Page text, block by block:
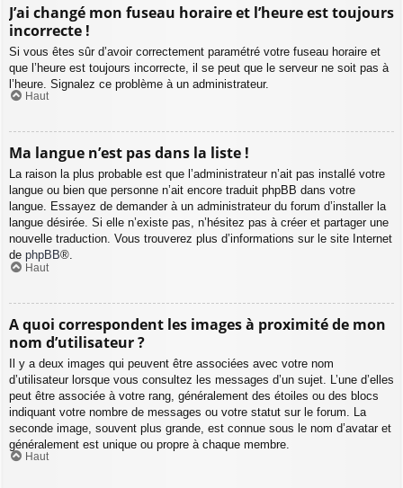
J’ai changé mon fuseau horaire et l’heure est toujours
incorrecte !
Si vous êtes sûr d’avoir correctement paramétré votre fuseau horaire et
que l’heure est toujours incorrecte, il se peut que le serveur ne soit pas à
l’heure. Signalez ce problème à un administrateur.
Haut
Ma langue n’est pas dans la liste !
La raison la plus probable est que l’administrateur n’ait pas installé votre
langue ou bien que personne n’ait encore traduit phpBB dans votre
langue. Essayez de demander à un administrateur du forum d’installer la
langue désirée. Si elle n’existe pas, n’hésitez pas à créer et partager une
nouvelle traduction. Vous trouverez plus d’informations sur le site Internet
de phpBB®.
Haut
A quoi correspondent les images à proximité de mon
nom d’utilisateur ?
Il y a deux images qui peuvent être associées avec votre nom
d’utilisateur lorsque vous consultez les messages d’un sujet. L’une d’elles
peut être associée à votre rang, généralement des étoiles ou des blocs
indiquant votre nombre de messages ou votre statut sur le forum. La
seconde image, souvent plus grande, est connue sous le nom d’avatar et
généralement est unique ou propre à chaque membre.
Haut